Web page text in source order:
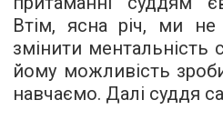
Втім, ясна річ, ми
змінити ментальність
йому можливість
навчаємо. Далі суддя